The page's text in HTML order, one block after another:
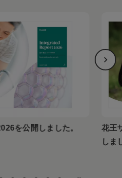
を公開しました。
花王
しま